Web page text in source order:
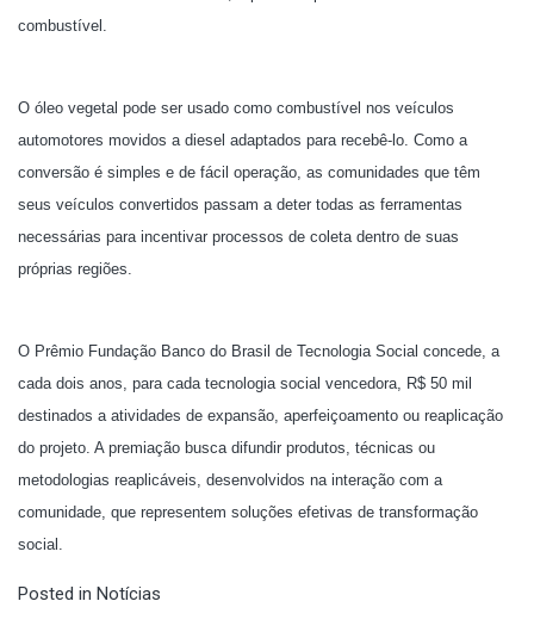
combustível.
O óleo vegetal pode ser usado como combustível nos veículos
automotores movidos a diesel adaptados para recebê-lo. Como a
conversão é simples e de fácil operação, as comunidades que têm
seus veículos convertidos passam a deter todas as ferramentas
necessárias para incentivar processos de coleta dentro de suas
próprias regiões.
O Prêmio Fundação Banco do Brasil de Tecnologia Social concede, a
cada dois anos, para cada tecnologia social vencedora, R$ 50 mil
destinados a atividades de expansão, aperfeiçoamento ou reaplicação
do projeto. A premiação busca difundir produtos, técnicas ou
metodologias reaplicáveis, desenvolvidos na interação com a
comunidade, que representem soluções efetivas de transformação
social.
Posted in Notícias